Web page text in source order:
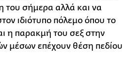
του σήμερα αλλά και να
ιδιότυπο πόλεμο όπου το
η παρακμή του σεξ στην
μέσων επέχουν θέση πεδίου